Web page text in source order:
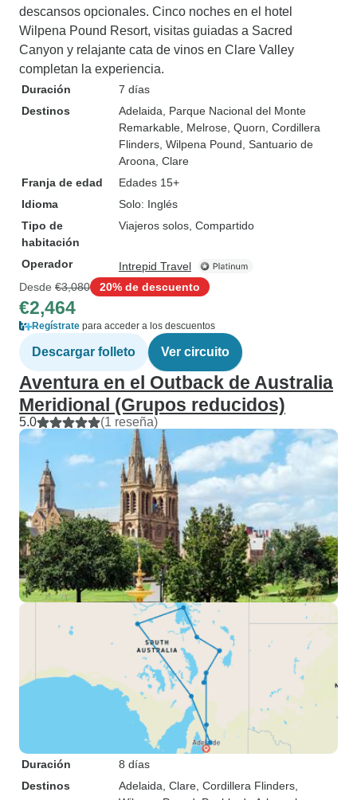
descansos opcionales. Cinco noches en el hotel
Wilpena Pound Resort, visitas guiadas a Sacred
Canyon y relajante cata de vinos en Clare Valley
completan la experiencia.
Duración
7 días
Destinos
Adelaida , Parque Nacional del Monte
Remarkable , Melrose , Quorn , Cordillera
Flinders , Wilpena Pound , Santuario de
Aroona , Clare
Franja de edad
Edades 15+
Idioma
Solo: Inglés
Tipo de
habitación
Viajeros solos, Compartido
Operador
Intrepid Travel
Desde €3,080 20% de descuento
€2,464
Regístrate para acceder a los descuentos
Descargar folleto Ver circuito
Aventura en el Outback de Australia
Meridional (Grupos reducidos)
5.0 (1 reseña)
Duración
8 días
Destinos
Adelaida , Clare , Cordillera Flinders